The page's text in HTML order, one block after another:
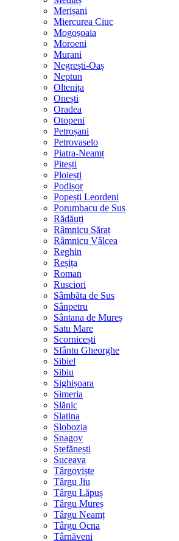
Merișani
Miercurea Ciuc
Mogoșoaia
Moroeni
Murani
Negrești-Oaș
Neptun
Oltenița
Onești
Oradea
Otopeni
Petroșani
Petrovaselo
Piatra-Neamț
Pitești
Ploiești
Podișor
Popești Leordeni
Porumbacu de Sus
Rădăuți
Râmnicu Sărat
Râmnicu Vâlcea
Reghin
Reșița
Roman
Rusciori
Sâmbăta de Sus
Sânpetru
Sântana de Mureș
Satu Mare
Scornicești
Sfântu Gheorghe
Sibiel
Sibiu
Sighișoara
Simeria
Slănic
Slatina
Slobozia
Snagov
Ștefănești
Suceava
Târgoviște
Târgu Jiu
Târgu Lăpuș
Târgu Mureș
Târgu Neamț
Târgu Ocna
Târnăveni